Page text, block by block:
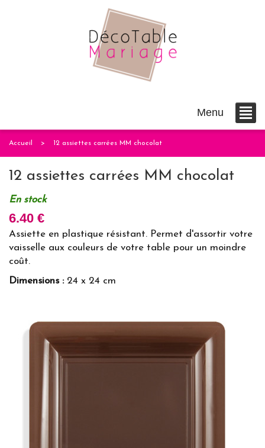
Menu
Accueil 12 assiettes carrées MM chocolat
12 assiettes carrées MM chocolat
En stock
6.40 €
Assiette en plastique résistant. Permet d'assortir votre
vaisselle aux couleurs de votre table pour un moindre
coût.
Dimensions :24 x 24 cm